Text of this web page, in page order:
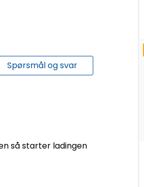
Spørsmål og svar
så starter ladingen